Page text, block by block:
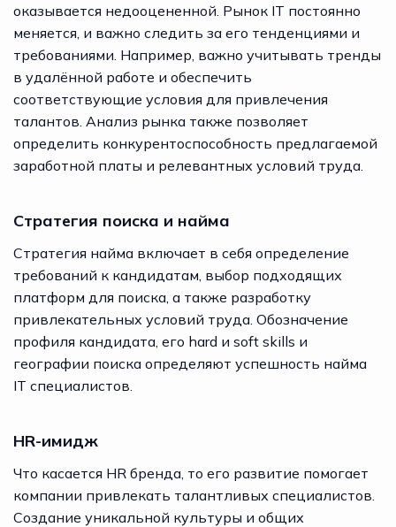
оказывается недооцененной. Рынок IT постоянно
меняется, и важно следить за его тенденциями и
требованиями. Например, важно учитывать тренды
в удалённой работе и обеспечить
соответствующие условия для привлечения
талантов. Анализ рынка также позволяет
определить конкурентоспособность предлагаемой
заработной платы и релевантных условий труда.
Стратегия поиска и найма
Стратегия найма включает в себя определение
требований к кандидатам, выбор подходящих
платформ для поиска, а также разработку
привлекательных условий труда. Обозначение
профиля кандидата, его hard и soft skills и
географии поиска определяют успешность найма
IT специалистов.
HR-имидж
Что касается HR бренда, то его развитие помогает
компании привлекать талантливых специалистов.
Создание уникальной культуры и общих